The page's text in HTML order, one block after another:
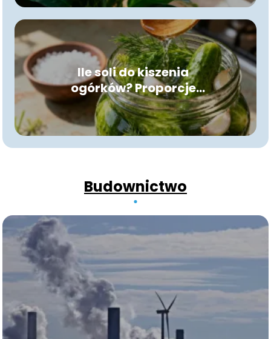
Ile soli do kiszenia
ogórków? Proporcje
idealnej zalewy
Budownictwo